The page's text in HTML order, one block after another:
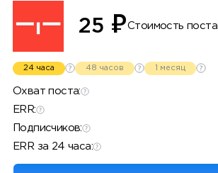
25 ₽Стоимость поста
24 часа 48 часов 1 месяц
Охват поста:
ERR:
Подписчиков:
ERR за 24 часа: